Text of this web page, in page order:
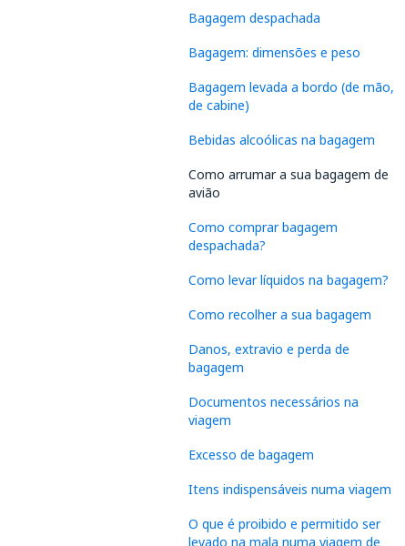
Bagagem despachada
Bagagem: dimensões e peso
Bagagem levada a bordo (de mão,
de cabine)
Bebidas alcoólicas na bagagem
Como arrumar a sua bagagem de
avião
Como comprar bagagem
despachada?
Como levar líquidos na bagagem?
Como recolher a sua bagagem
Danos, extravio e perda de
bagagem
Documentos necessários na
viagem
Excesso de bagagem
Itens indispensáveis numa viagem
O que é proibido e permitido ser
levado na mala numa viagem de